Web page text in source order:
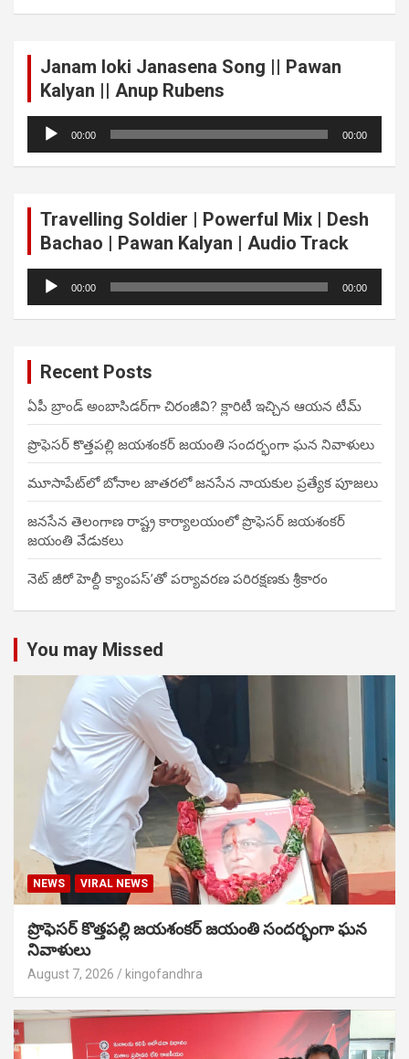
Janam loki Janasena Song || Pawan
Kalyan || Anup Rubens
Audio
Player
00:00 00:00
Travelling Soldier | Powerful Mix | Desh
Bachao | Pawan Kalyan | Audio Track
Audio
Player
00:00 00:00
Recent Posts
ఏపీ బ్రాండ్ అంబాసిడర్‌గా చిరంజీవి? క్లారిటీ ఇచ్చిన ఆయన టీమ్
ప్రొఫెసర్ కొత్తపల్లి జయశంకర్ జయంతి సందర్భంగా ఘన నివాళులు
మూసాపేట్‌లో బోనాల జాతరలో జనసేన నాయకుల ప్రత్యేక పూజలు
జనసేన తెలంగాణ రాష్ట్ర కార్యాలయంలో ప్రొఫెసర్ జయశంకర్
జయంతి వేడుకలు
నెట్ జీరో హెల్దీ క్యాంపస్’తో పర్యావరణ పరిరక్షణకు శ్రీకారం
You may Missed
NEWS VIRAL NEWS
ప్రొఫెసర్ కొత్తపల్లి జయశంకర్ జయంతి సందర్భంగా ఘన
నివాళులు
August 7, 2026 kingofandhra